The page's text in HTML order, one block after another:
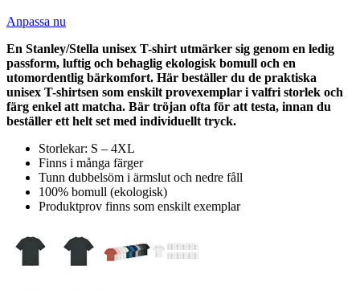
Anpassa nu
En Stanley/Stella unisex T-shirt utmärker sig genom en ledig
passform, luftig och behaglig ekologisk bomull och en
utomordentlig bärkomfort. Här beställer du de praktiska
unisex T-shirtsen som enskilt provexemplar i valfri storlek och
färg enkel att matcha. Bär tröjan ofta för att testa, innan du
beställer ett helt set med individuellt tryck.
Storlekar: S – 4XL
Finns i många färger
Tunn dubbelsöm i ärmslut och nedre fåll
100% bomull (ekologisk)
Produktprov finns som enskilt exemplar